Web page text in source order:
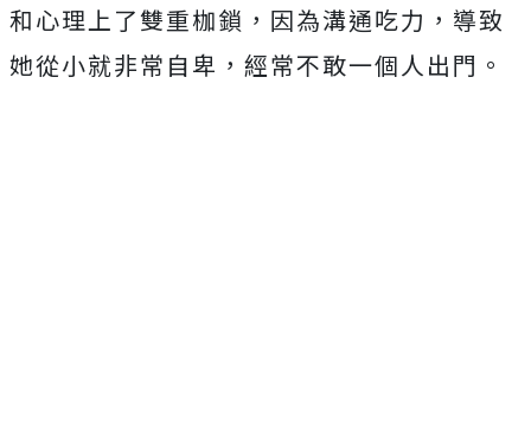
和心理上了雙重枷鎖，因為溝通吃力，導致
她從小就非常自卑，經常不敢一個人出門。